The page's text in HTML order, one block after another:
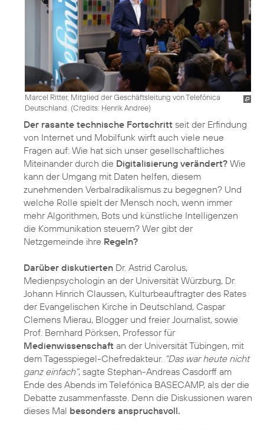
Marcel Ritter, Mitglied der Geschäftsleitung von Telefónica
Deutschland. (Credits: Henrik Andree)
Der rasante technische Fortschritt seit der Erfindung
von Internet und Mobilfunk wirft auch viele neue
Fragen auf: Wie hat sich unser gesellschaftliches
Miteinander durch die Digitalisierung verändert? Wie
kann der Umgang mit Daten helfen, diesem
zunehmenden Verbalradikalismus zu begegnen? Und
welche Rolle spielt der Mensch noch, wenn immer
mehr Algorithmen, Bots und künstliche Intelligenzen
die Kommunikation steuern? Wer gibt der
Netzgemeinde ihre Regeln?
Darüber diskutierten Dr. Astrid Carolus,
Medienpsychologin an der Universität Würzburg, Dr.
Johann Hinrich Claussen, Kulturbeauftragter des Rates
der Evangelischen Kirche in Deutschland, Caspar
Clemens Mierau, Blogger und freier Journalist, sowie
Prof. Bernhard Pörksen, Professor für
Medienwissenschaft an der Universität Tübingen, mit
dem Tagesspiegel-Chefredakteur. "Das war heute nicht
ganz einfach", sagte Stephan-Andreas Casdorff am
Ende des Abends im Telefónica BASECAMP, als der die
Debatte zusammenfasste. Denn die Diskussionen waren
dieses Mal besonders anspruchsvoll.